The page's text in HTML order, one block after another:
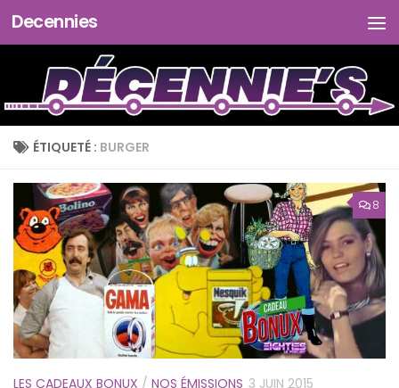
Skip to content
Decennies
ÉTIQUETÉ : BURGER
8
LES CADEAUX BONUX / NOS ÉMISSIONS 3 JUIN 2015